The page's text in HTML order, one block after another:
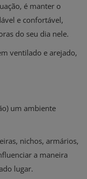
é manter o
e confortável,
do seu dia nele.
ventilado e arejado,
um ambiente
nichos, armários,
a maneira
lugar.